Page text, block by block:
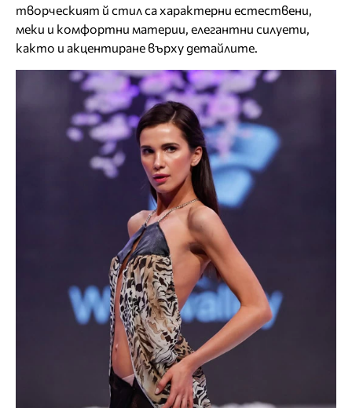
творческият й стил са характерни естествени,
меки и комфортни материи, елегантни силуети,
както и акцентиране върху детайлите.